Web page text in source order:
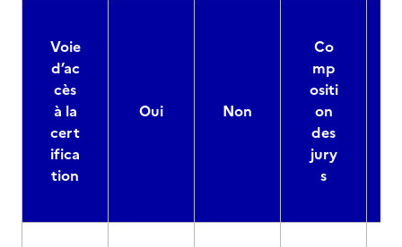
Voie
d’ac
cès
à la
cert
ifica
tion
Oui Non
Co
mp
ositi
on
des
jury
s